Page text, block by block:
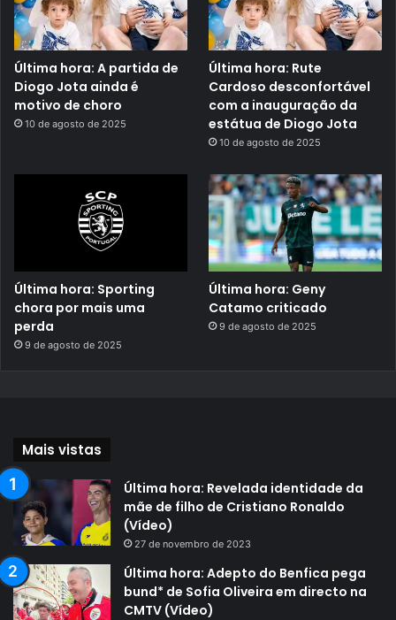
Última hora: A partida de
Diogo Jota ainda é
motivo de choro
10 de agosto de 2025
Última hora: Rute
Cardoso desconfortável
com a inauguração da
estátua de Diogo Jota
10 de agosto de 2025
Última hora: Sporting
chora por mais uma
perda
9 de agosto de 2025
Última hora: Geny
Catamo criticado
9 de agosto de 2025
Mais vistas
Última hora: Revelada identidade da
mãe de filho de Cristiano Ronaldo
(Vídeo)
27 de novembro de 2023
Última hora: Adepto do Benfica pega
bund* de Sofia Oliveira em directo na
CMTV (Vídeo)